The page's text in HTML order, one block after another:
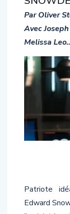
Par Oliver
Avec
Melissa
Edward
il rejoint les